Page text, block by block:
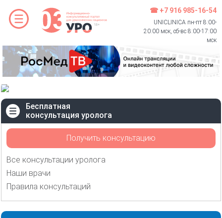
☎ +7 916 985-16-54
UNICLINICA пн-пт 8:00-
20:00 мск, сб-вс 8:00-17:00
мск
Бесплатная
консультация уролога
Получить консультацию
Все консультации уролога
Наши врачи
Правила консультаций